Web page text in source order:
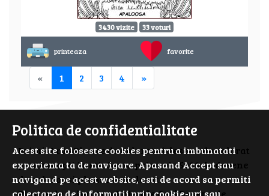
3430 vizite 33 voturi
printeaza favorite
« 1 2 3 4 »
PrimiiAni - Planse de colorat si desene de colorat
pentru copii isteti. Cauta prin cele 5000 de desene
de colorat si planse de colorat.
Planse de colorat cu Animale Cai | Desene de
Politica de confidentialitate
Acest site foloseste cookies pentru a imbunatati
experienta ta de navigare. Apasand Accept sau
navigand pe acest website, esti de acord sa permiti
colectarea de informații prin cookie-uri sau